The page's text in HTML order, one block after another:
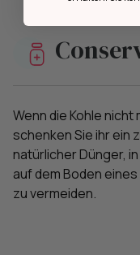
Wenn die Kohle
schenken Sie ihr ein
natürlicher Dünger,
auf dem Boden
zu vermeiden.